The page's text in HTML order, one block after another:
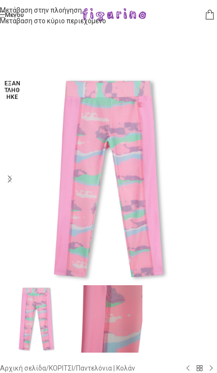
Μετάβαση στην πλοήγηση
Μετάβαση στο κύριο περιεχόμενο
Μενού
ΕΞΑΝ
ΤΛΉΘ
ΗΚΕ
Αρχική σελίδα/ΚΟΡΙΤΣΙ /Παντελόνια | Κολάν